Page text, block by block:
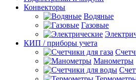
Конвекторы
Водяные
Газовые
КИП / приборы учета
Манометры